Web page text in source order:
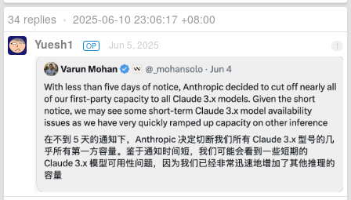
34 replies • 2025-06-10 23:06:17 +08:00
1
Yuesh1 OP Jun 5, 2025